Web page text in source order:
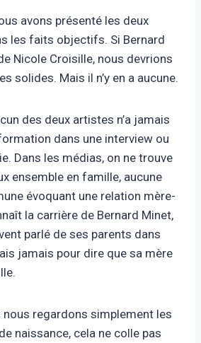
avons présenté les deux
les faits objectifs. Si Bernard
Nicole Croisille, nous devrions
solides. Mais il n’y en a aucune.
des deux artistes n’a jamais
dans une interview ou
Dans les médias, on ne trouve
ensemble en famille, aucune
évoquant une relation mère-
la carrière de Bernard Minet,
parlé de ses parents dans
jamais pour dire que sa mère
nous regardons simplement les
naissance, cela ne colle pas